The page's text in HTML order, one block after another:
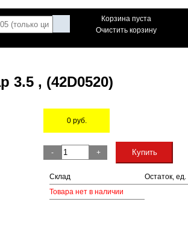
Корзина пуста
Очистить корзину
3.5 , (42D0520)
0руб.
-
+ Купить
Склад Остаток, ед.
Товара нет в наличии